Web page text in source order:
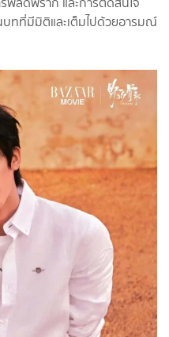
ทที่มีมิติและเต็มไปด้วยอารมณ์